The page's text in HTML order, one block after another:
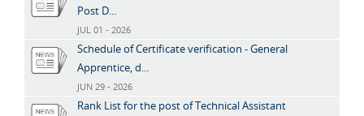
Post D...
JUL 01 - 2026
Schedule of Certificate verification - General
Apprentice, d...
JUN 29 - 2026
Rank List for the post of Technical Assistant